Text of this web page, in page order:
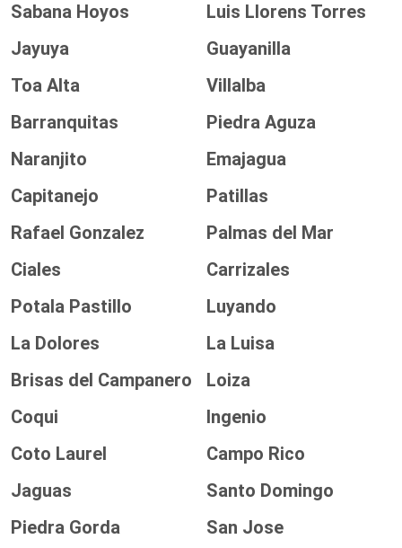
Sabana Hoyos
Luis Llorens Torres
Jayuya
Guayanilla
Toa Alta
Villalba
Barranquitas
Piedra Aguza
Naranjito
Emajagua
Capitanejo
Patillas
Rafael Gonzalez
Palmas del Mar
Ciales
Carrizales
Potala Pastillo
Luyando
La Dolores
La Luisa
Brisas del Campanero
Loiza
Coqui
Ingenio
Coto Laurel
Campo Rico
Jaguas
Santo Domingo
Piedra Gorda
San Jose